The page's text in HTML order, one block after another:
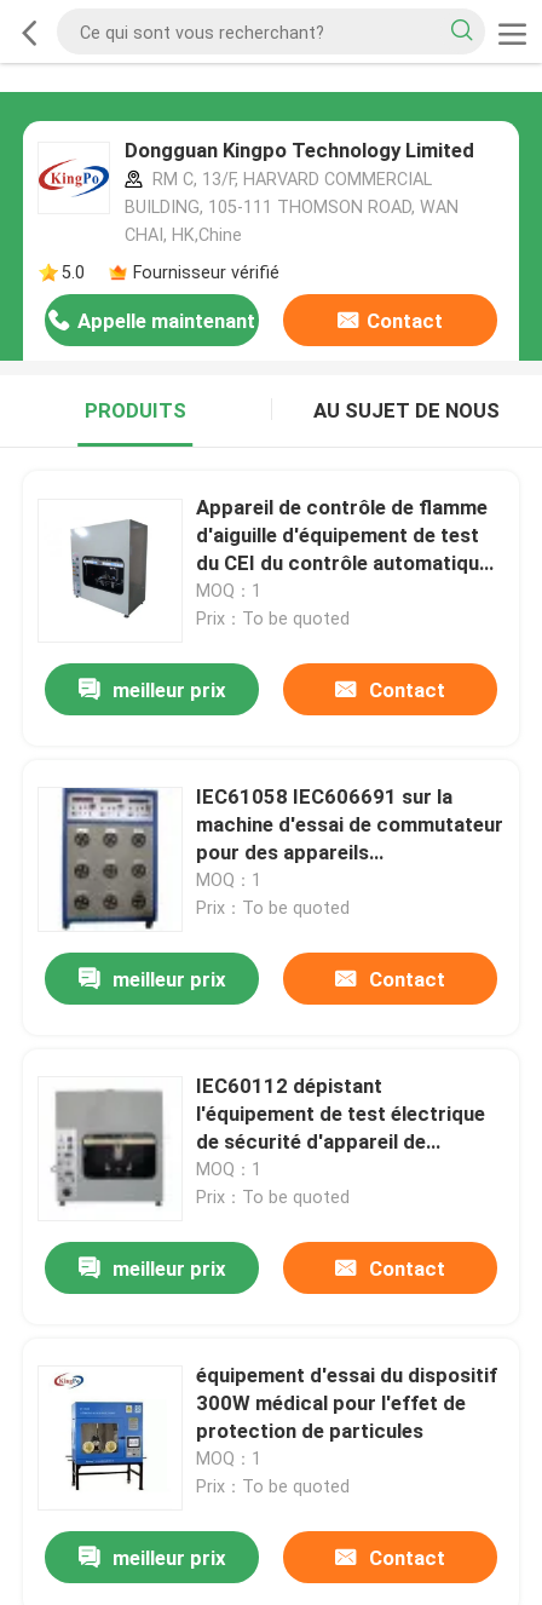
Dongguan Kingpo Technology Limited
RM C, 13/F, HARVARD COMMERCIAL
BUILDING, 105-111 THOMSON ROAD, WAN
CHAI, HK,Chine
5.0
Fournisseur vérifié
Appelle maintenant Contact
PRODUITS AU SUJET DE NOUS
Appareil de contrôle de flamme
d'aiguille d'équipement de test
du CEI du contrôle automatique
220V 50Hz
MOQ：1
Prix：To be quoted
meilleur prix Contact
IEC61058 IEC606691 sur la
machine d'essai de commutateur
pour des appareils
électroménagers
MOQ：1
Prix：To be quoted
meilleur prix Contact
IEC60112 dépistant
l'équipement de test électrique
de sécurité d'appareil de
contrôle d'index
MOQ：1
Prix：To be quoted
meilleur prix Contact
équipement d'essai du dispositif
300W médical pour l'effet de
protection de particules
MOQ：1
Prix：To be quoted
meilleur prix Contact